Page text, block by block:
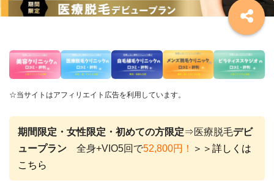
☆当サイトはアフィリエイト広告を利用しています。
期間限定・女性限定・初めての方限定⇒医療脱毛デビ
ュープラン 全身+VIO5回で52,800円！
＞＞詳しくは
こちら